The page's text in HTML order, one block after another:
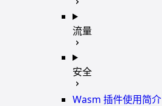
流量
安全
Wasm 插件使用简介